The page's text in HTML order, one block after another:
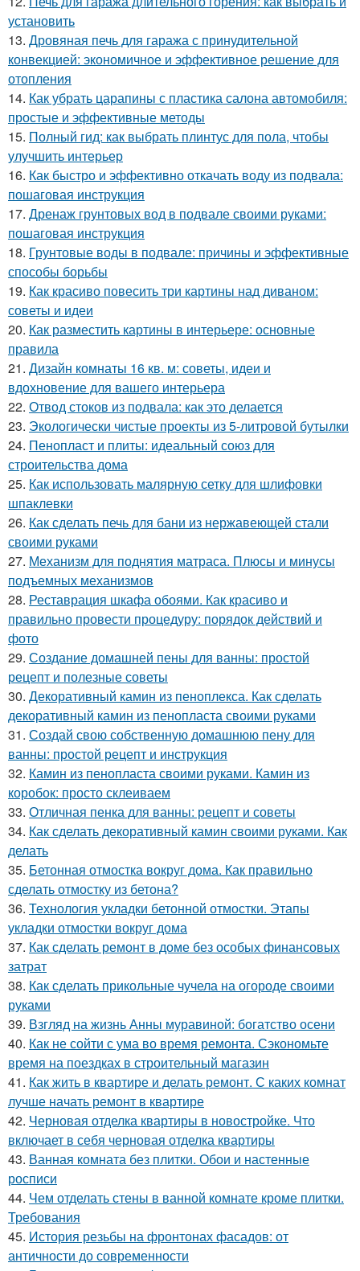
установить
13. Дровяная печь для гаража с принудительной
конвекцией: экономичное и эффективное решение для
отопления
14. Как убрать царапины с пластика салона автомобиля:
простые и эффективные методы
15. Полный гид: как выбрать плинтус для пола, чтобы
улучшить интерьер
16. Как быстро и эффективно откачать воду из подвала:
пошаговая инструкция
17. Дренаж грунтовых вод в подвале своими руками:
пошаговая инструкция
18. Грунтовые воды в подвале: причины и эффективные
способы борьбы
19. Как красиво повесить три картины над диваном:
советы и идеи
20. Как разместить картины в интерьере: основные
правила
21. Дизайн комнаты 16 кв. м: советы, идеи и
вдохновение для вашего интерьера
22. Отвод стоков из подвала: как это делается
23. Экологически чистые проекты из 5-литровой бутылки
24. Пенопласт и плиты: идеальный союз для
строительства дома
25. Как использовать малярную сетку для шлифовки
шпаклевки
26. Как сделать печь для бани из нержавеющей стали
своими руками
27. Механизм для поднятия матраса. Плюсы и минусы
подъемных механизмов
28. Реставрация шкафа обоями. Как красиво и
правильно провести процедуру: порядок действий и
фото
29. Создание домашней пены для ванны: простой
рецепт и полезные советы
30. Декоративный камин из пеноплекса. Как сделать
декоративный камин из пенопласта своими руками
31. Создай свою собственную домашнюю пену для
ванны: простой рецепт и инструкция
32. Камин из пенопласта своими руками. Камин из
коробок: просто склеиваем
33. Отличная пенка для ванны: рецепт и советы
34. Как сделать декоративный камин своими руками. Как
делать
35. Бетонная отмостка вокруг дома. Как правильно
сделать отмостку из бетона?
36. Технология укладки бетонной отмостки. Этапы
укладки отмостки вокруг дома
37. Как сделать ремонт в доме без особых финансовых
затрат
38. Как сделать прикольные чучела на огороде своими
руками
39. Взгляд на жизнь Анны муравиной: богатство осени
40. Как не сойти с ума во время ремонта. Сэкономьте
время на поездках в строительный магазин
41. Как жить в квартире и делать ремонт. С каких комнат
лучше начать ремонт в квартире
42. Черновая отделка квартиры в новостройке. Что
включает в себя черновая отделка квартиры
43. Ванная комната без плитки. Обои и настенные
росписи
44. Чем отделать стены в ванной комнате кроме плитки.
Требования
45. История резьбы на фронтонах фасадов: от
античности до современности